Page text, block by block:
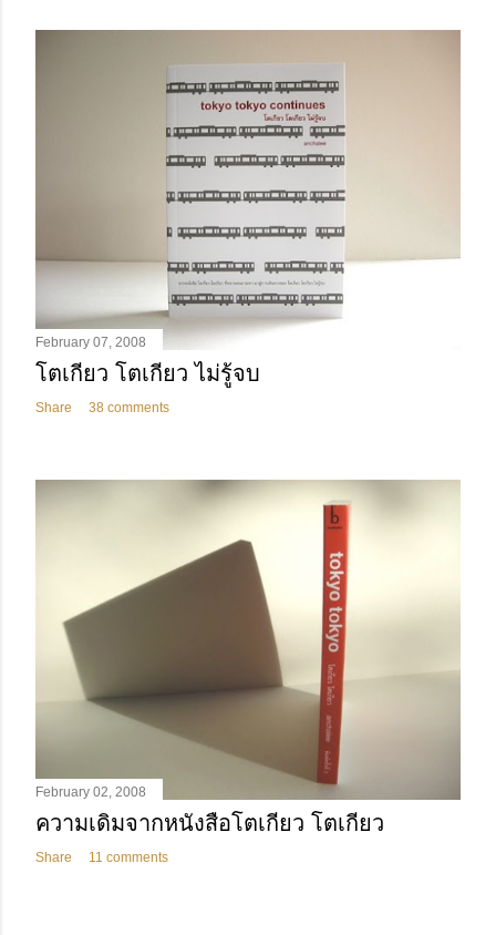
February 07, 2008
โตเกียว โตเกียว ไม่รู้จบ
Share 38 comments
February 02, 2008
ความเดิมจากหนังสือโตเกียว โตเกียว
Share 11 comments